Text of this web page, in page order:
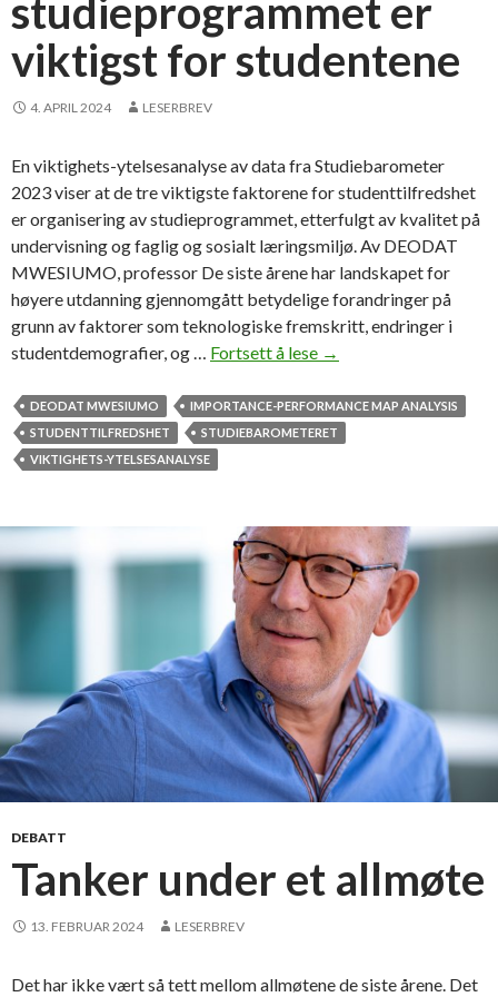
t
s
f
g
-
s
t
u
d
e
n
e
r
s
d
e
M
o
l
d
e
studieprogrammet er
viktigst for studentene
4. APRIL 2024 LESERBREV
En viktighets-ytelsesanalyse av data fra Studiebarometer
2023 viser at de tre viktigste faktorene for studenttilfredshet
er organisering av studieprogrammet, etterfulgt av kvalitet på
undervisning og faglig og sosialt læringsmiljø. Av DEODAT
MWESIUMO, professor De siste årene har landskapet for
høyere utdanning gjennomgått betydelige forandringer på
grunn av faktorer som teknologiske fremskritt, endringer i
studentdemografier, og … Fortsett å lese O
g
a
e
r
i
n
g
a
v
s
t
u
d
p
→
DEODAT MWESIUMO
IMPORTANCE-PERFORMANCE MAP ANALYSIS
STUDENTTILFREDSHET
STUDIEBAROMETERET
VIKTIGHETS-YTELSESANALYSE
DEBATT
Tanker under et allmøte
13. FEBRUAR 2024 LESERBREV
Det har ikke vært så tett mellom allmøtene de siste årene. Det